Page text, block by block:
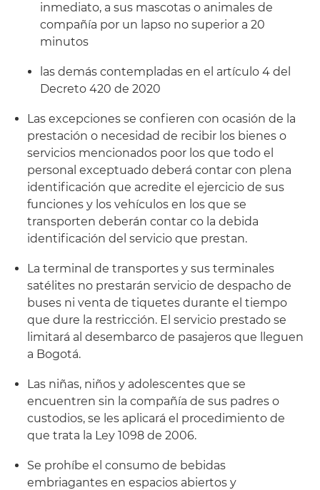
inmediato, a sus mascotas o animales de
compañía por un lapso no superior a 20
minutos
las demás contempladas en el artículo 4 del
Decreto 420 de 2020
Las excepciones se confieren con ocasión de la
prestación o necesidad de recibir los bienes o
servicios mencionados poor los que todo el
personal exceptuado deberá contar con plena
identificación que acredite el ejercicio de sus
funciones y los vehículos en los que se
transporten deberán contar co la debida
identificación del servicio que prestan.
La terminal de transportes y sus terminales
satélites no prestarán servicio de despacho de
buses ni venta de tiquetes durante el tiempo
que dure la restricción. El servicio prestado se
limitará al desembarco de pasajeros que lleguen
a Bogotá.
Las niñas, niños y adolescentes que se
encuentren sin la compañía de sus padres o
custodios, se les aplicará el procedimiento de
que trata la Ley 1098 de 2006.
Se prohíbe el consumo de bebidas
embriagantes en espacios abiertos y